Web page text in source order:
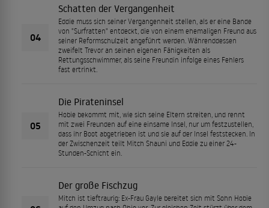
04
Schatten der Vergangenheit
Eddie muss sich seiner Vergangenheit stellen, als er eine Bande
von "Surfratten" entdeckt, die von einem ehemaligen Freund aus
seiner Reformschulzeit angeführt werden. Währenddessen
zweifelt Trevor an seinen eigenen Fähigkeiten als
Rettungsschwimmer, als seine Freundin infolge eines Fehlers
fast ertrinkt.
05
Die Pirateninsel
Hobie bekommt mit, wie sich seine Eltern streiten, und rennt
mit zwei Freunden auf eine einsame Insel, nur um festzustellen,
dass ihr Boot abgetrieben ist und sie auf der Insel feststecken. In
der Zwischenzeit teilt Mitch Shauni und Eddie zu einer 24-
Stunden-Schicht ein.
Der große Fischzug
Mitch ist tieftraurig: Ex-Frau Gayle bereitet sich mit Sohn Hobie